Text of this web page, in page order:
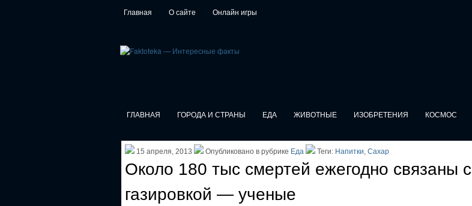
Главная О сайте Онлайн игры
ГЛАВНАЯ ГОРОДА И СТРАНЫ ЕДА ЖИВОТНЫЕ ИЗОБРЕТЕНИЯ КОСМОС
15 апреля, 2013 Опубликовано в рубрике Еда Теги: Напитки, Сахар
Около 180 тыс смертей ежегодно связаны с
газировкой — ученые